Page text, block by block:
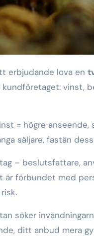
erbjudande lova en
vinst,
= högre
säljare, fastän
– beslutsfattare,
förbundet med
söker
ditt anbud mera